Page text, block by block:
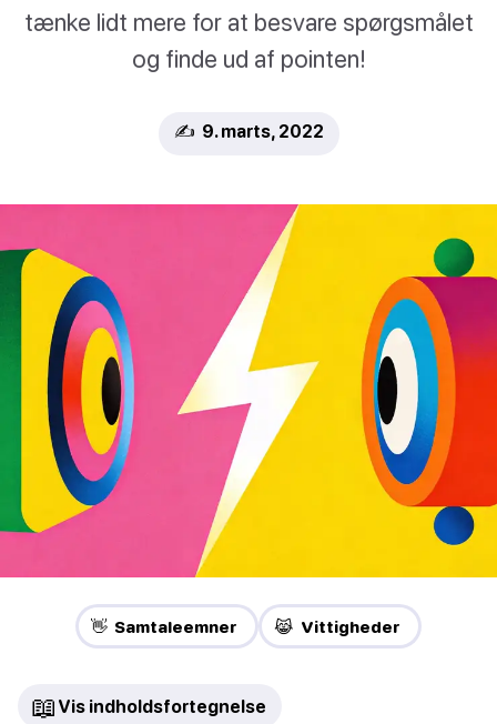
tænke lidt mere for at besvare spørgsmålet
og finde ud af pointen!
✍️ 9. marts, 2022
👋 Samtaleemner 😹 Vittigheder
📖 Vis indholdsfortegnelse